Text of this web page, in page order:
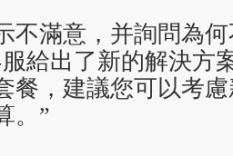
不滿意，并詢問為
給出了新的解決方
餐，建議您可以考
。”